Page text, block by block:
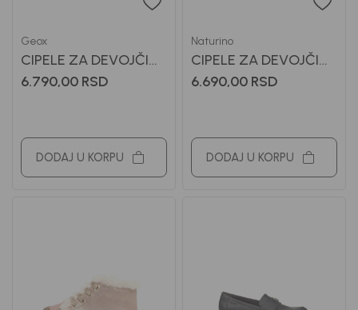
Geox
CIPELE ZA DEVOJČICE
GEOX
6.790,00 RSD
DODAJ U KORPU
Naturino
CIPELE ZA DEVOJČICE
NATURINO
6.690,00 RSD
DODAJ U KORPU